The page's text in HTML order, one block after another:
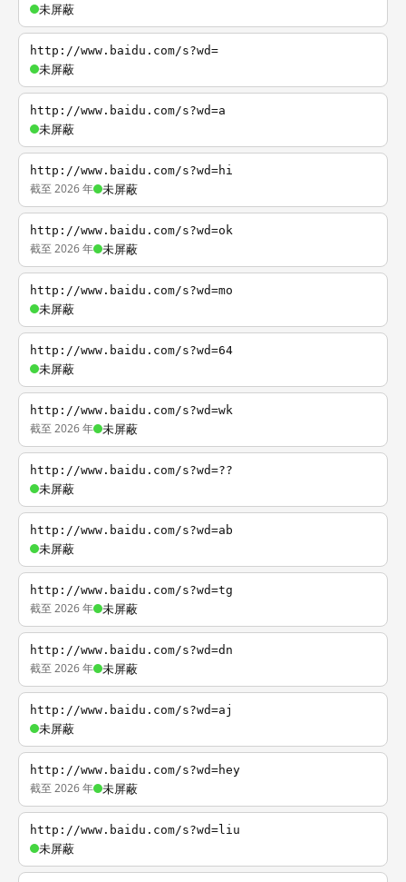
未屏蔽
http://www.baidu.com/s?wd=
未屏蔽
http://www.baidu.com/s?wd=a
未屏蔽
http://www.baidu.com/s?wd=hi
截至 2026 年 未屏蔽
http://www.baidu.com/s?wd=ok
截至 2026 年 未屏蔽
http://www.baidu.com/s?wd=mo
未屏蔽
http://www.baidu.com/s?wd=64
未屏蔽
http://www.baidu.com/s?wd=wk
截至 2026 年 未屏蔽
http://www.baidu.com/s?wd=??
未屏蔽
http://www.baidu.com/s?wd=ab
未屏蔽
http://www.baidu.com/s?wd=tg
截至 2026 年 未屏蔽
http://www.baidu.com/s?wd=dn
截至 2026 年 未屏蔽
http://www.baidu.com/s?wd=aj
未屏蔽
http://www.baidu.com/s?wd=hey
截至 2026 年 未屏蔽
http://www.baidu.com/s?wd=liu
未屏蔽